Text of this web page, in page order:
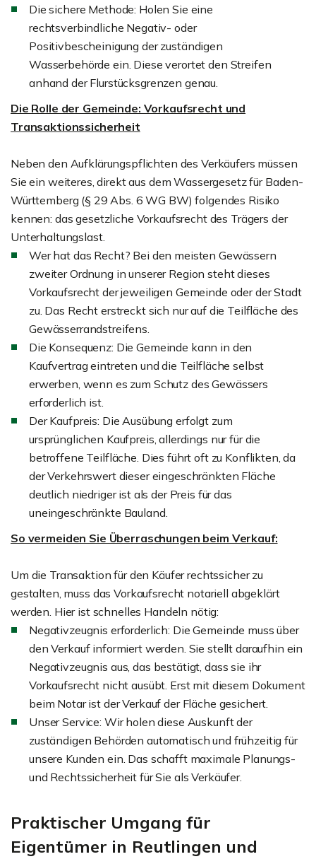
Die sichere Methode: Holen Sie eine
rechtsverbindliche Negativ- oder
Positivbescheinigung der zuständigen
Wasserbehörde ein. Diese verortet den Streifen
anhand der Flurstücksgrenzen genau.
Die Rolle der Gemeinde: Vorkaufsrecht und
Transaktionssicherheit
Neben den Aufklärungspflichten des Verkäufers müssen
Sie ein weiteres, direkt aus dem Wassergesetz für Baden-
Württemberg (§ 29 Abs. 6 WG BW) folgendes Risiko
kennen: das gesetzliche Vorkaufsrecht des Trägers der
Unterhaltungslast.
Wer hat das Recht? Bei den meisten Gewässern
zweiter Ordnung in unserer Region steht dieses
Vorkaufsrecht der jeweiligen Gemeinde oder der Stadt
zu. Das Recht erstreckt sich nur auf die Teilfläche des
Gewässerrandstreifens.
Die Konsequenz: Die Gemeinde kann in den
Kaufvertrag eintreten und die Teilfläche selbst
erwerben, wenn es zum Schutz des Gewässers
erforderlich ist.
Der Kaufpreis: Die Ausübung erfolgt zum
ursprünglichen Kaufpreis, allerdings nur für die
betroffene Teilfläche. Dies führt oft zu Konflikten, da
der Verkehrswert dieser eingeschränkten Fläche
deutlich niedriger ist als der Preis für das
uneingeschränkte Bauland.
So vermeiden Sie Überraschungen beim Verkauf:
Um die Transaktion für den Käufer rechtssicher zu
gestalten, muss das Vorkaufsrecht notariell abgeklärt
werden. Hier ist schnelles Handeln nötig:
Negativzeugnis erforderlich: Die Gemeinde muss über
den Verkauf informiert werden. Sie stellt daraufhin ein
Negativzeugnis aus, das bestätigt, dass sie ihr
Vorkaufsrecht nicht ausübt. Erst mit diesem Dokument
beim Notar ist der Verkauf der Fläche gesichert.
Unser Service: Wir holen diese Auskunft der
zuständigen Behörden automatisch und frühzeitig für
unsere Kunden ein. Das schafft maximale Planungs-
und Rechtssicherheit für Sie als Verkäufer.
Praktischer Umgang für
Eigentümer in Reutlingen und